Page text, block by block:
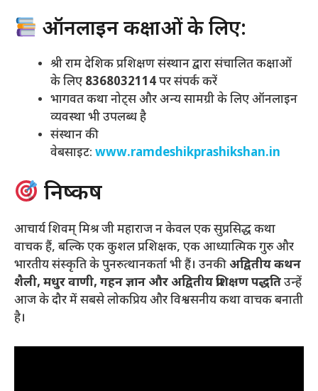
ऑनलाइन कक्षाओं के लिए:
श्री राम देशिक प्रशिक्षण संस्थान द्वारा संचालित कक्षाओं
के लिए 8368032114पर संपर्क करें
भागवत कथा नोट्स और अन्य सामग्री के लिए ऑनलाइन
व्यवस्था भी उपलब्ध है
संस्थान की
वेबसाइट: www.ramdeshikprashikshan.in
निष्कर्ष
आचार्य शिवम् मिश्र जी महाराज न केवल एक सुप्रसिद्ध कथा
वाचक हैं, बल्कि एक कुशल प्रशिक्षक, एक आध्यात्मिक गुरु और
भारतीय संस्कृति के पुनरुत्थानकर्ता भी हैं। उनकीअद्वितीय कथन
शैली, मधुर वाणी, गहन ज्ञान और अद्वितीय प्रशिक्षण पद्धतिउन्हें
आज के दौर में सबसे लोकप्रिय और विश्वसनीय कथा वाचक बनाती
है।